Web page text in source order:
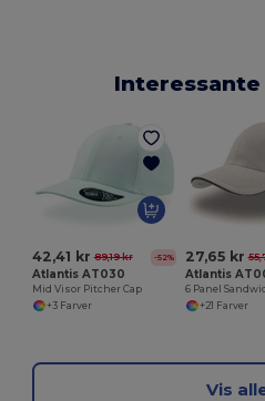
42,41 kr 89,19 kr -52%
Atlantis AT030
Mid Visor Pitcher Cap
+3 Farver
27,65 kr
Atlantis
6 Panel
+21 Farver
Vis